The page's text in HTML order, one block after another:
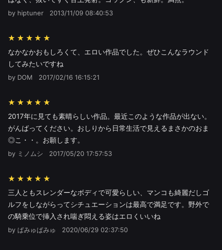
by hiptuner 2013/11/09 08:40:53
★★★★★
なかなかおもしろくて、エロい作品でした。ぜひこんなラウンド
してみたいですね
by DOM 2017/02/16 16:15:21
★★★★★
2017年に見ても素晴らしい作品。最近このような作品が出ない。
がんばってください。おしりから日常生活で見えるまさかのおま
◎こ・・。お願します。
by ミノムシ 2017/05/20 17:57:53
★★★★★
三人ともスレンダーなボディで可愛らしい、マンコも綺麗だしゴ
ルフをしながらってシチュエーションは最高で満足です。野外で
の騎乗位で挿入され喘ぎ悶える姿はエロくいいね
by ぱみゅぱみゅ 2020/06/29 02:37:50